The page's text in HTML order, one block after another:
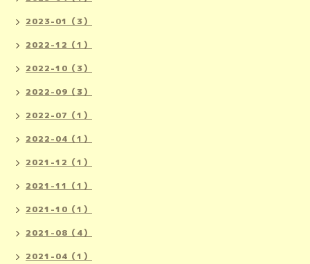
2023-01（3）
2022-12（1）
2022-10（3）
2022-09（3）
2022-07（1）
2022-04（1）
2021-12（1）
2021-11（1）
2021-10（1）
2021-08（4）
2021-04（1）